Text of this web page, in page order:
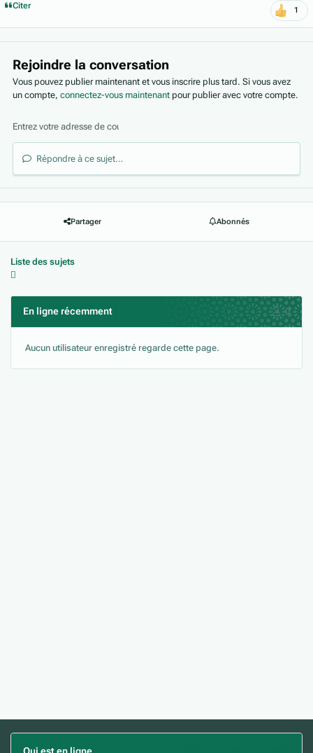
Citer 1
Rejoindre la conversation
Vous pouvez publier maintenant et vous inscrire plus tard. Si vous avez
un compte,connectez-vous maintenant pour publier avec votre compte.
Répondre à ce sujet…
Partager Abonnés
Liste des sujets
En ligne récemment 0
Aucun utilisateur enregistré regarde cette page.
Qui est en ligne